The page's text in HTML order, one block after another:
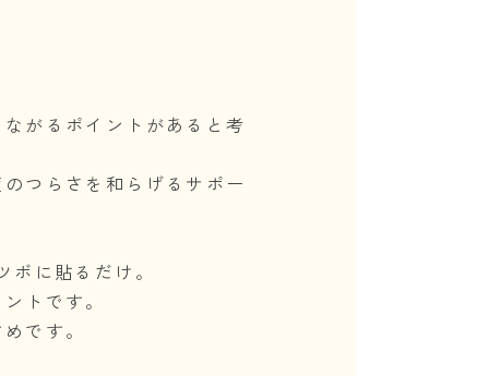
がるポイントがあると考
つらさを和らげるサポー
に貼るだけ。
トです。
です。